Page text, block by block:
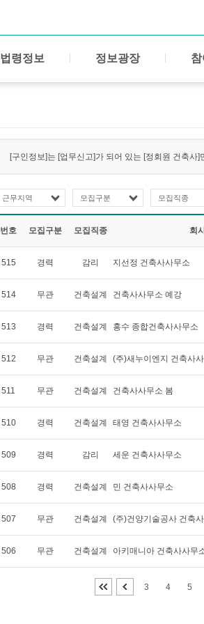
법령정보 정보광장
[구인정보]는 [업무신고]가 되어 있는 [정회원 건축
근무지역 모집구분 모집직종
번호 모집구분 모집직종 회
515 경력 감리 지선정 건축사사무소
514 무관 건축설계 건축사사무소 예강
513 경력 건축설계 홍수 종합건축사사무소
512 무관 건축설계 (주)새누이엔지 건축사
511 무관 건축설계 건축사사무소 봄
510 경력 건축설계 태영 건축사사무소
509 경력 감리 세운 건축사사무소
508 경력 건축설계 민 건축사사무소
507 무관 건축설계 (주)건양기술공사 건축
506 무관 건축설계 아키매니아 건축사사무
3 4 5